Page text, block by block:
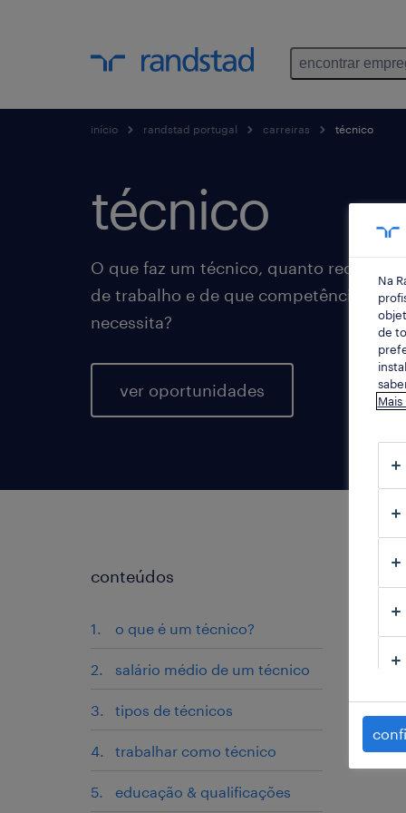
encontrar
início randstad portugal carreiras técnico
técnico
O que faz um técnico, quanto recebe,
de trabalho e de que competências,
necessita?
ver oportunidades
conteúdos
o que é um técnico?
salário médio de um técnico
tipos de técnicos
trabalhar como técnico
educação & qualificações
Na
de